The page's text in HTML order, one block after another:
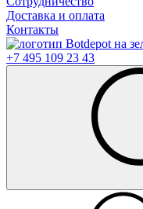
Доставка и оплата
Контакты
+7 495 109 23 43